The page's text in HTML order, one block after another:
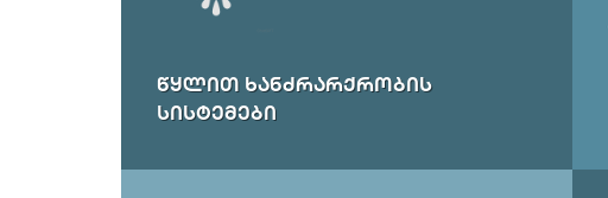
ᲬᲧᲚᲘᲗ ᲮᲐᲜᲫᲠᲐᲠᲥᲠᲝᲑᲘᲡ
ᲡᲘᲡᲢᲔᲛᲔᲑᲘ